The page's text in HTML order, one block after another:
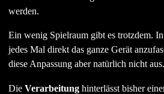
werden.
Ein wenig Spielraum gibt es trotzdem.
jedes Mal direkt das ganze Gerät
diese Anpassung aber natürlich nicht aus.
Die Verarbeitunghinterlässt bisher